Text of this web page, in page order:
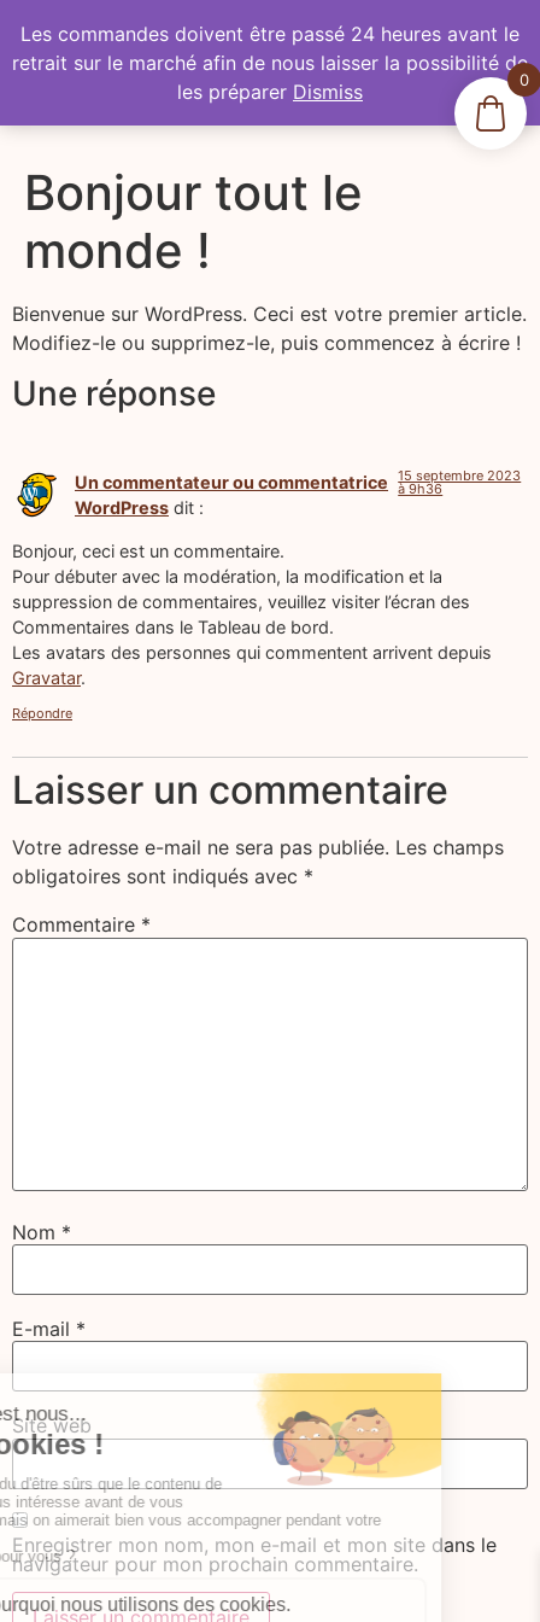
L'atelier de
l'abeille
Bonjour tout le
monde !
Bienvenue sur WordPress. Ceci est votre premier article.
Modifiez-le ou supprimez-le, puis commencez à écrire !
Une réponse
Un commentateur ou commentatrice
WordPress dit :
15 septembre 2023
à 9h36
Bonjour, ceci est un commentaire.
Pour débuter avec la modération, la modification et la
suppression de commentaires, veuillez visiter l’écran des
Commentaires dans le Tableau de bord.
Les avatars des personnes qui commentent arrivent depuis
Gravatar.
Répondre
Laisser un commentaire
Votre adresse e-mail ne sera pas publiée. Les champs
obligatoires sont indiqués avec *
Commentaire *
Nom *
E-mail *
Site web
Enregistrer mon nom, mon e-mail et mon site dans le
navigateur pour mon prochain commentaire.
Les commandes doivent être passé 24 heures avant le
retrait sur le marché afin de nous laisser la possibilité de
les préparer Dismiss 0